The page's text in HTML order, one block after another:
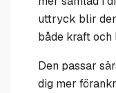
uttryck blir
både kraft och
Den passar
dig mer